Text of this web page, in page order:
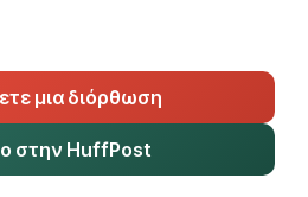
μια διόρθωση
στην HuffPost